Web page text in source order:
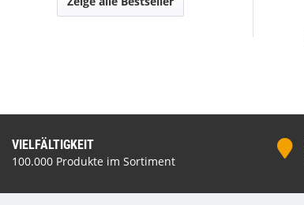
VIELFÄLTIGKEIT
100.000 Produkte im Sortiment